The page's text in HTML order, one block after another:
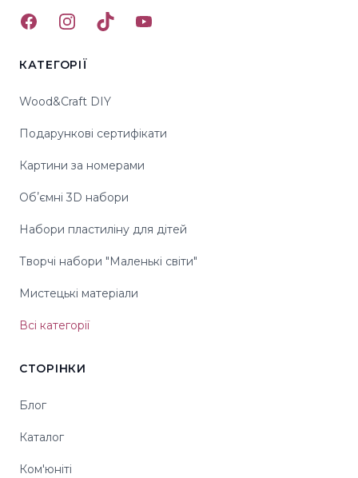
FacebookInstagramTikTokYouTube
КАТЕГОРІЇ
Wood&Craft DIY
Подарункові сертифікати
Картини за номерами
Обʼємні 3D набори
Набори пластиліну для дітей
Творчі набори "Маленькі світи"
Мистецькі матеріали
Всі категорії
СТОРІНКИ
Блог
Каталог
Ком'юніті